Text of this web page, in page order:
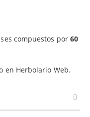
compuestos por 60
en Herbolario Web.